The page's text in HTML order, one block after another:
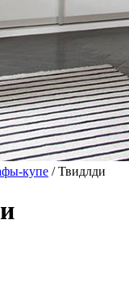
купе / Твидлди